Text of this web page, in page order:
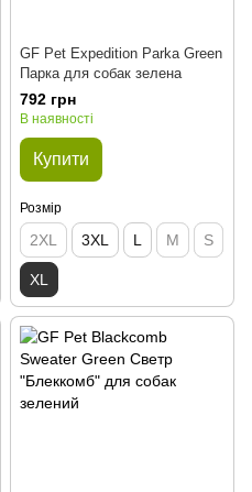
GF Pet Expedition Parka Green
Парка для собак зелена
792 грн
В наявності
Купити
Розмір
2XL 3XL L M S
XL